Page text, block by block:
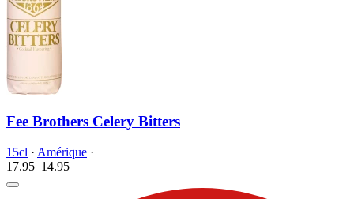
Fee Brothers Celery Bitters
15cl · Amérique ·
17.95 14.95